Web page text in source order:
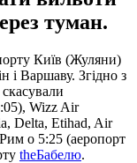
туман.
Київ (Жуляни)
і Варшаву. Згідно з
Wizz Air
Delta, Etihad, Air
о 5:25 (аеропорт
theБабелю.